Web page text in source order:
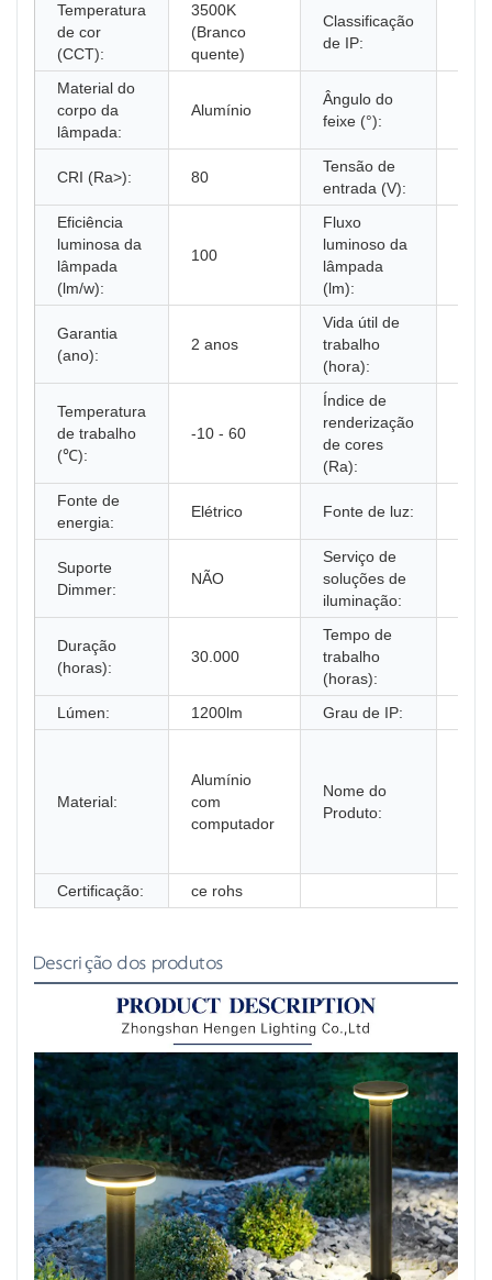
Temperatura
de cor
(CCT):
3500K
(Branco
quente)
Classificação
de IP:
Material do
corpo da
lâmpada:
Alumínio
Ângulo do
feixe (°):
CRI (Ra>): 80
Tensão de
entrada (V):
Eficiência
luminosa da
lâmpada
(lm/w):
100
Fluxo
luminoso da
lâmpada
(lm):
Garantia
(ano):
2 anos
Vida útil de
trabalho
(hora):
Temperatura
de trabalho
(℃):
-10 - 60
Índice de
renderização
de cores
(Ra):
Fonte de
energia:
Elétrico Fonte de luz:
Suporte
Dimmer:
NÃO
Serviço de
soluções de
iluminação:
Duração
(horas):
30.000
Tempo de
trabalho
(horas):
Lúmen: 1200lm Grau de IP:
Material:
Alumínio
com
computador
Nome do
Produto:
Certificação:
ce rohs
Descrição dos produtos